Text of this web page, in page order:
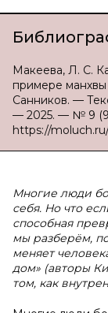
Макеева, Л. С.
примере
Санников. —
— 2025. — № 9
https://
Многие люди
себя. Но что
способная
мы разберём,
меняет
дом» (авторы
том, как